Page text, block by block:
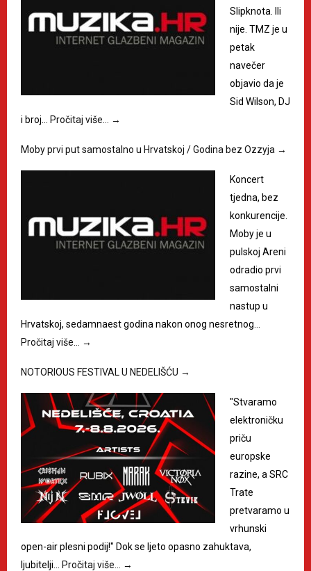
Slipknota. Ili
nije. TMZ je u
petak
navečer
objavio da je
Sid Wilson, DJ
i broj…
Pročitaj više… →
Moby prvi put samostalno u Hrvatskoj / Godina bez Ozzyja →
Koncert
tjedna, bez
konkurencije.
Moby je u
pulskoj Areni
odradio prvi
samostalni
nastup u
Hrvatskoj, sedamnaest godina nakon onog nesretnog…
Pročitaj više…
→
NOTORIOUS FESTIVAL U NEDELIŠĆU →
"Stvaramo
elektroničku
priču
europske
razine, a SRC
Trate
pretvaramo u
vrhunski
open-air plesni podij!" Dok se ljeto opasno zahuktava,
ljubitelji…
Pročitaj više… →